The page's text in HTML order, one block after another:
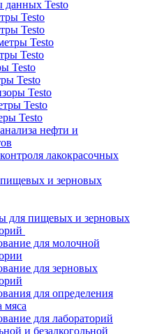
данных Testo
Testo
Testo
Testo
Testo
Testo
Testo
Testo
Testo
Testo
нефти и
лакокрасочных
и зерновых
для пищевых и зерновых
для молочной
для зерновых
для определения
мяса
для лабораторий
и безалкогольной